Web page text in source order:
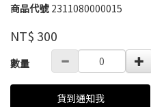
商品代號 2311080000015
2311080000015
品牌
高
婉
瑜
NT$ 300
GOODS000000000000002349228
數量
貨到通知我